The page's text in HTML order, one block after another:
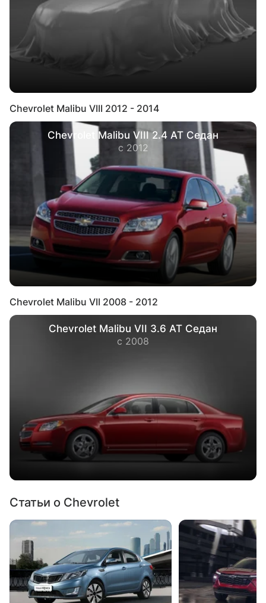
Chevrolet Malibu VIII 2012 - 2014
Chevrolet Malibu VIII 2.4 AT Седан
с 2012
Chevrolet Malibu VII 2008 - 2012
Chevrolet Malibu VII 3.6 AT Седан
с 2008
Статьи о Chevrolet